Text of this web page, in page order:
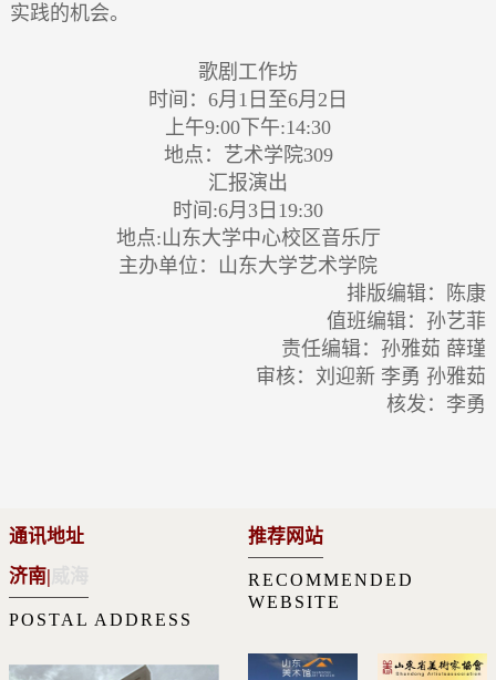
实践的机会。
歌剧工作坊
时间：6月1日至6月2日
上午9:00下午:14:30
地点：艺术学院309
汇报演出
时间:6月3日19:30
地点:山东大学中心校区音乐厅
主办单位：山东大学艺术学院
排版编辑：陈康
值班编辑：孙艺菲
责任编辑：孙雅茹 薛瑾
审核：刘迎新 李勇 孙雅茹
核发：李勇
通讯地址
济南|
POSTAL ADDRESS
推荐网站
RECOMMENDED
WEBSITE